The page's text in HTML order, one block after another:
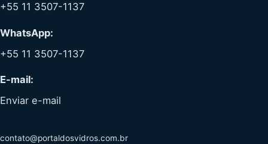
+55 11 3507-1137
WhatsApp:
+55 11 3507-1137
E-mail:
Enviar e-mail
contato@portaldosvidros.com.br